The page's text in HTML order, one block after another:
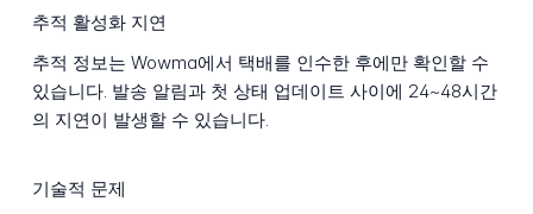
추적 활성화 지연
추적 정보는 Wowma에서 택배를 인수한 후에만 확인할 수
있습니다. 발송 알림과 첫 상태 업데이트 사이에 24~48시간
의 지연이 발생할 수 있습니다.
기술적 문제